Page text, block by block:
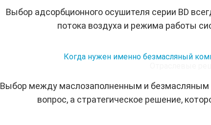
Выбор адсорбционного осушителя серии BD
потока воздуха и режима работы
Когда нужен именно безмасляный
Выбор между маслозаполненным и безмасляным
вопрос, а стратегическое решение,